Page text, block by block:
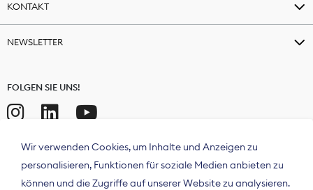
KONTAKT
NEWSLETTER
FOLGEN SIE UNS!
Wir verwenden Cookies, um Inhalte und Anzeigen zu
personalisieren, Funktionen für soziale Medien anbieten zu
können und die Zugriffe auf unserer Website zu analysieren.